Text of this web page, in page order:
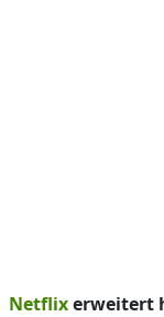
Netflixerweitert